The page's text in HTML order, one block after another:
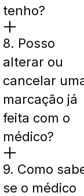
tenho?
8. Posso
alterar ou
cancelar
marcação já
feita com o
médico?
9. Como
se o médico